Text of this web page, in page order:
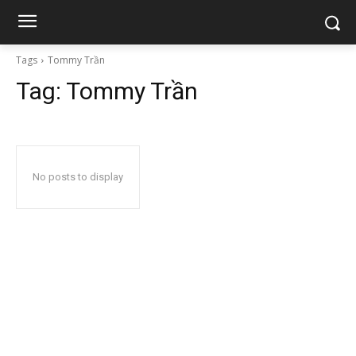
Tags Tommy Trần
Tag: Tommy Trần
No posts to display